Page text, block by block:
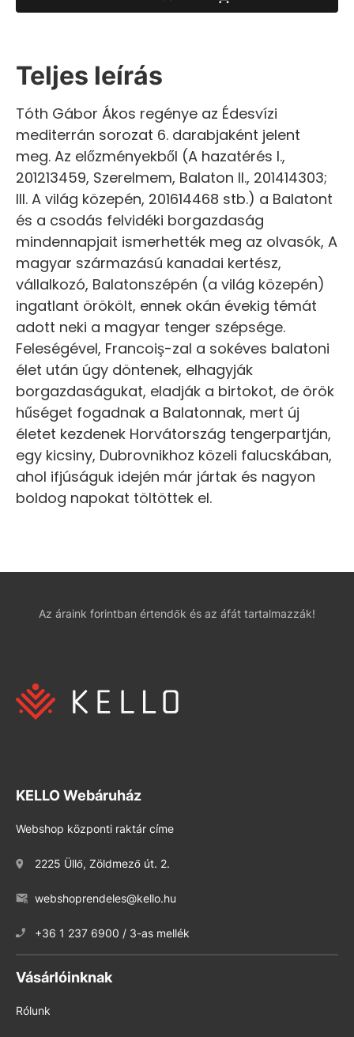
Teljes leírás
Tóth Gábor Ákos regénye az Édesvízi
mediterrán sorozat 6. darabjaként jelent
meg. Az előzményekből (A hazatérés I.,
201213459, Szerelmem, Balaton II., 201414303;
III. A világ közepén, 201614468 stb.) a Balatont
és a csodás felvidéki borgazdaság
mindennapjait ismerhették meg az olvasók, A
magyar származású kanadai kertész,
vállalkozó, Balatonszépén (a világ közepén)
ingatlant örökölt, ennek okán évekig témát
adott neki a magyar tenger szépsége.
Feleségével, Francoiş-zal a sokéves balatoni
élet után úgy döntenek, elhagyják
borgazdaságukat, eladják a birtokot, de örök
hűséget fogadnak a Balatonnak, mert új
életet kezdenek Horvátország tengerpartján,
egy kicsiny, Dubrovnikhoz közeli falucskában,
ahol ifjúságuk idején már jártak és nagyon
boldog napokat töltöttek el.
Az áraink forintban értendők és az áfát tartalmazzák!
KELLO Webáruház
Webshop központi raktár címe
2225 Üllő, Zöldmező út. 2.
webshoprendeles@kello.hu
+36 1 237 6900 / 3-as mellék
Vásárlóinknak
Rólunk